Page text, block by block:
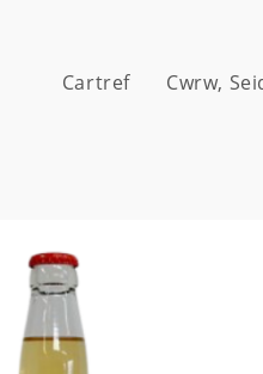
Cartref Cwrw,